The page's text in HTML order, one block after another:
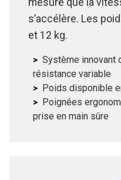
mesure que la
s’accélère. Les
et 12 kg.
Système innovant
Poids disponible
Poignées
prise en main sûre